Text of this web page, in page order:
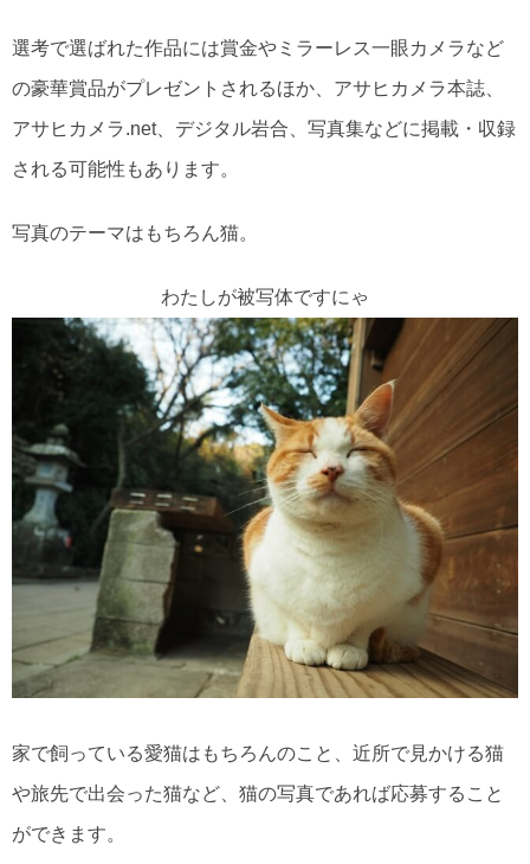
選考で選ばれた作品には賞金やミラーレス一眼カメラなど
の豪華賞品がプレゼントされるほか、アサヒカメラ本誌、
アサヒカメラ.net、デジタル岩合、写真集などに掲載・収録
される可能性もあります。
写真のテーマはもちろん猫。
わたしが被写体ですにゃ
家で飼っている愛猫はもちろんのこと、近所で見かける猫
や旅先で出会った猫など、猫の写真であれば応募すること
ができます。